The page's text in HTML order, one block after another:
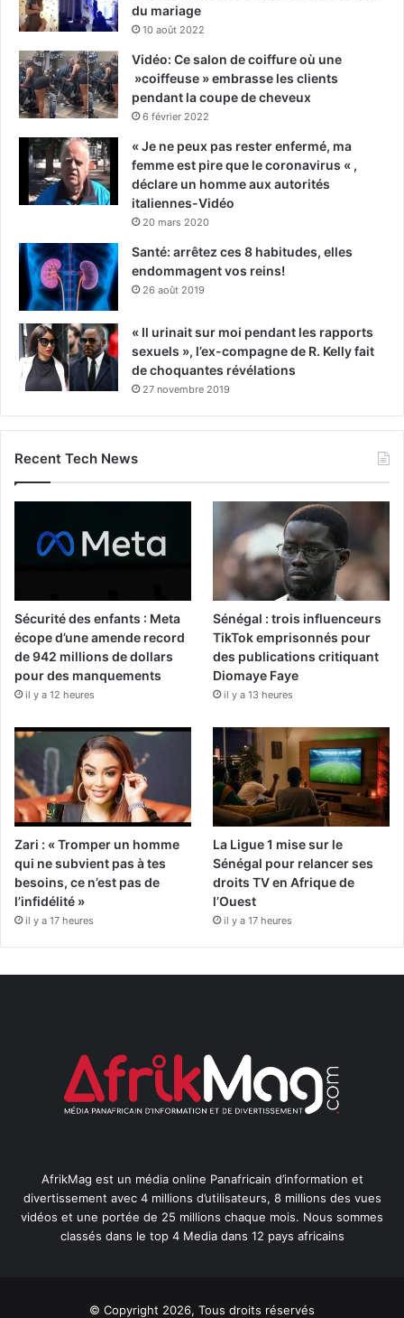
du mariage
10 août 2022
Vidéo: Ce salon de coiffure où une
»coiffeuse » embrasse les clients
pendant la coupe de cheveux
6 février 2022
« Je ne peux pas rester enfermé, ma
femme est pire que le coronavirus « ,
déclare un homme aux autorités
italiennes-Vidéo
20 mars 2020
Santé: arrêtez ces 8 habitudes, elles
endommagent vos reins!
26 août 2019
« Il urinait sur moi pendant les rapports
sexuels », l’ex-compagne de R. Kelly fait
de choquantes révélations
27 novembre 2019
Recent Tech News
Sécurité des enfants : Meta
écope d’une amende record
de 942 millions de dollars
pour des manquements
il y a 12 heures
Sénégal : trois influenceurs
TikTok emprisonnés pour
des publications critiquant
Diomaye Faye
il y a 13 heures
Zari : « Tromper un homme
qui ne subvient pas à tes
besoins, ce n’est pas de
l’infidélité »
il y a 17 heures
La Ligue 1 mise sur le
Sénégal pour relancer ses
droits TV en Afrique de
l’Ouest
il y a 17 heures
AfrikMag est un média online Panafricain d’information et
divertissement avec 4 millions d’utilisateurs, 8 millions des vues
vidéos et une portée de 25 millions chaque mois. Nous sommes
classés dans le top 4 Media dans 12 pays africains
© Copyright 2026, Tous droits réservés